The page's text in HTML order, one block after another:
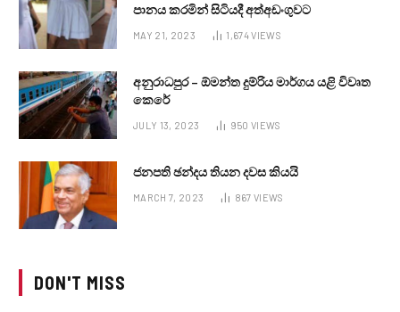
පානය කරමින් සිටියදී අත්අඩංගුවට
MAY 21, 2023 1,674VIEWS
අනුරාධපුර – ඕමන්ත දුම්රිය මාර්ගය යළි විවෘත
කෙරේ
JULY 13, 2023 950 VIEWS
ජනපති ඡන්දය තියන දවස කියයි
MARCH 7, 2023 867 VIEWS
DON'T MISS